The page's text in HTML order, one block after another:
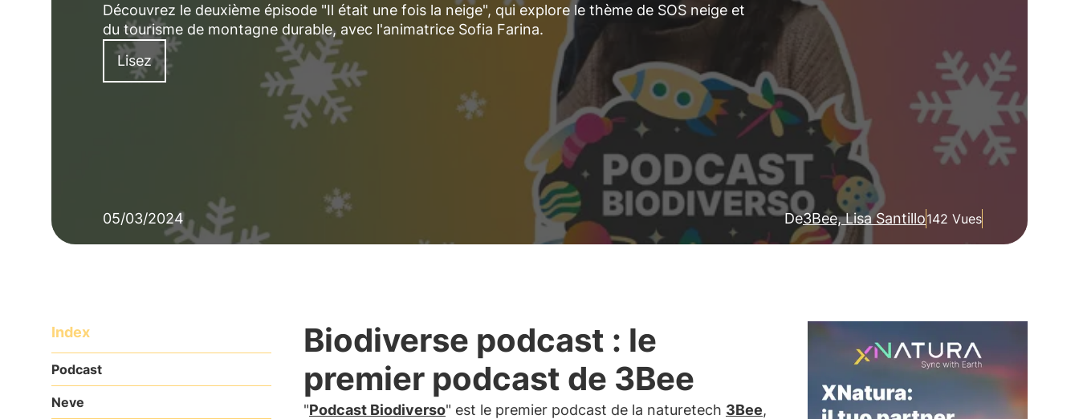
Découvrez le deuxième épisode "Il était une fois la neige", qui explore le thème de SOS neige et
du tourisme de montagne durable, avec l'animatrice Sofia Farina.
Lisez
05/03/2024 De3Bee, Lisa Santillo142 Vues
Index
Podcast
Neve
Biodiverse podcast : le
premier podcast de 3Bee
"Podcast Biodiverso" est le premier podcast de la naturetech 3Bee,